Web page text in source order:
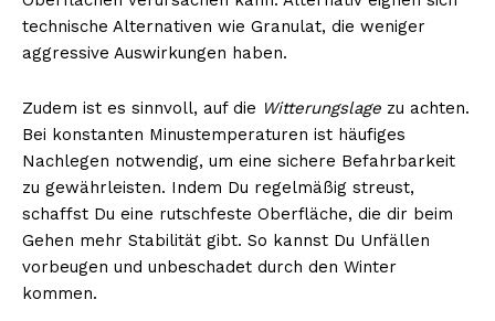
technische Alternativen wie Granulat, die weniger
aggressive Auswirkungen haben.
Zudem ist es sinnvoll, auf die Witterungslage zu achten.
Bei konstanten Minustemperaturen ist häufiges
Nachlegen notwendig, um eine sichere Befahrbarkeit
zu gewährleisten. Indem Du regelmäßig streust,
schaffst Du eine rutschfeste Oberfläche, die dir beim
Gehen mehr Stabilität gibt. So kannst Du Unfällen
vorbeugen und unbeschadet durch den Winter
kommen.